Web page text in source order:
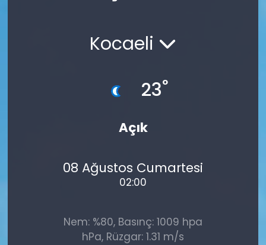
Kocaeli
23°
Açık
08 Ağustos Cumartesi
02:00
Nem: %80, Basınç: 1009 hpa
hPa, Rüzgar: 1.31 m/s